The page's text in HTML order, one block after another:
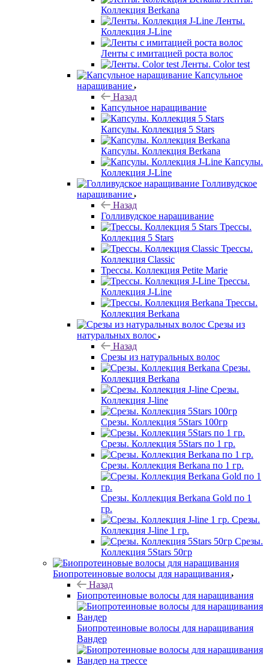
Коллекция Berkana
Ленты.
Коллекция J-Line
Ленты с имитацией роста волос
Ленты. Color test
Капсульное
наращивание
Назад
Капсульное наращивание
Капсулы. Коллекция 5 Stars
Капсулы. Коллекция Berkana
Капсулы.
Коллекция J-Line
Голливудское
наращивание
Назад
Голливудское наращивание
Трессы.
Коллекция 5 Stars
Трессы.
Коллекция Classic
Трессы. Коллекция Petite Marie
Трессы.
Коллекция J-Line
Трессы.
Коллекция Berkana
Срезы из
натуральных волос
Назад
Срезы из натуральных волос
Срезы.
Коллекция Berkana
Срезы.
Коллекция J-line
Срезы. Коллекция 5Stars 100гр
Срезы. Коллекция 5Stars по 1 гр.
Срезы. Коллекция Berkana по 1 гр.
Срезы. Коллекция Berkana Gold по 1
гр.
Срезы.
Коллекция J-line 1 гр.
Срезы.
Коллекция 5Stars 50гр
Биопротеиновые волосы для наращивания
Назад
Биопротеиновые волосы для наращивания
Биопротеиновые волосы для наращивания
Вандер